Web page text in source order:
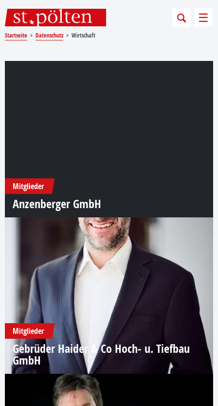
Startseite Datenschutz Wirtschaft
Wirtschaft
Mitglieder
Anzenberger GmbH
Mitglieder
Gebrüder Haider & Co Hoch- u. Tiefbau
GmbH